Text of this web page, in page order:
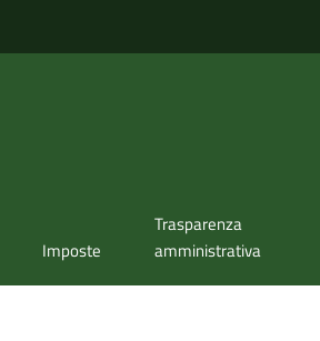
Imposte
Trasparenza
amministrativa